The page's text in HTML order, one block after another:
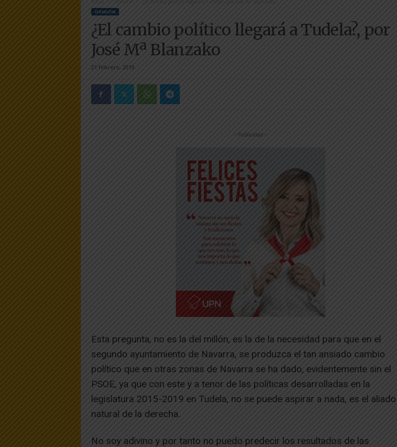
Opinión ¿El cambio político llegará a Tudela?, por José Mª Blanzako
OPINIÓN
¿El cambio político llegará a Tudela?, por
José Mª Blanzako
21 febrero, 2019
-- Publicidad --
Esta pregunta, no es la del millón, es la de la necesidad para que en el
segundo ayuntamiento de Navarra, se produzca el tan ansiado cambio
político que en otras zonas de Navarra se ha dado, evidentemente sin el
PSOE, ya que con este y a tenor de las políticas desarrolladas en la
legislatura 2015-2019 en Tudela, no se puede aspirar a nada, es el aliado
natural de la derecha.
No soy adivino y por tanto no puedo predecir los resultados de las